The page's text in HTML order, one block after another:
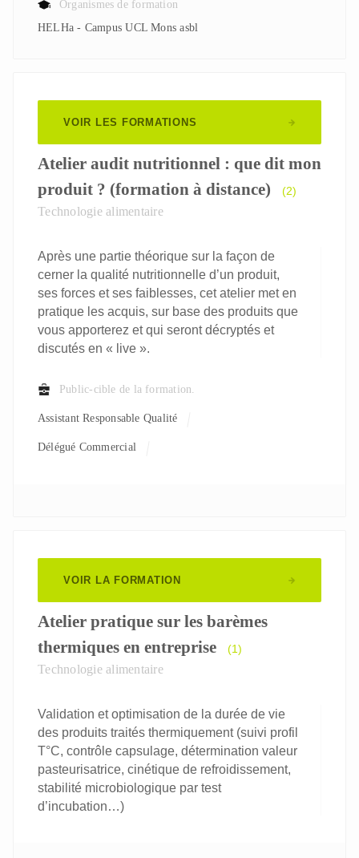
Organismes de formation
HELHa - Campus UCL Mons asbl
VOIR LES FORMATIONS
Atelier audit nutritionnel : que dit mon
produit ? (formation à distance)
(2)
Technologie alimentaire
Après une partie théorique sur la façon de
cerner la qualité nutritionnelle d’un produit,
ses forces et ses faiblesses, cet atelier met en
pratique les acquis, sur base des produits que
vous apporterez et qui seront décryptés et
discutés en « live ».
Public-cible de la formation.
Assistant Responsable Qualité
Délégué Commercial
VOIR LA FORMATION
Atelier pratique sur les barèmes
thermiques en entreprise
(1)
Technologie alimentaire
Validation et optimisation de la durée de vie
des produits traités thermiquement (suivi profil
T°C, contrôle capsulage, détermination valeur
pasteurisatrice, cinétique de refroidissement,
stabilité microbiologique par test
d’incubation…)